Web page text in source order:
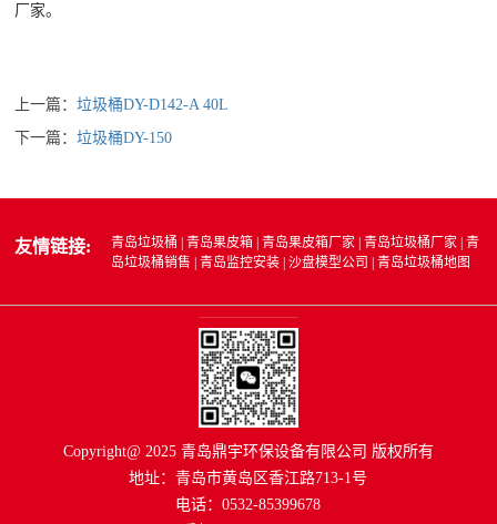
厂家。
上一篇：垃圾桶DY-D142-A 40L
下一篇：垃圾桶DY-150
友情链接: 青岛垃圾桶 |青岛果皮箱 |青岛果皮箱厂家 |青岛垃圾桶厂家 |青
岛垃圾桶销售 |青岛监控安装 |沙盘模型公司 |青岛垃圾桶地图
Copyright@ 2025 青岛鼎宇环保设备有限公司 版权所有
地址：青岛市黄岛区香江路713-1号
电话：0532-85399678